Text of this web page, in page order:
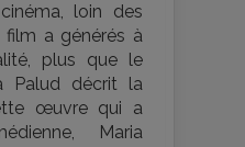
loin des
a générés à
plus que le
Palud décrit la
œuvre qui a
Maria